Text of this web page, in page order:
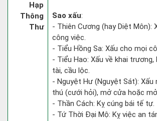
Hạp
Thông
Thư
Sao xấu:
- Thiên Cương (hay Diệt Môn):
công việc.
- Tiểu Hồng Sa: Xấu cho mọi
- Tiểu Hao: Xấu về khai trương,
tài, cầu lộc.
- Nguyệt Hư (Nguyệt Sát): Xấu
thú (cưới hỏi), mở cửa hoặc
- Thần Cách: Kỵ cúng bái tế tự.
- Tứ Thời Đại Mộ: Kỵ việc an